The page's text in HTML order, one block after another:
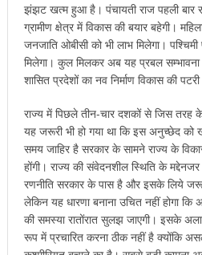
झंझट खत्म हुआ है। पंचायती राज पहली बार
ग्रामीण क्षेत्र में विकास की बयार बहेगी।
जनजाति ओबीसी को भी लाभ मिलेगा। पश्चिमी
मिलेगा। कुल मिलकर अब यह प्रबल
शासित प्रदेशों का नव निर्माण विकास की
राज्य में पिछले तीन-चार दशकों से जिस
यह जरूरी भी हो गया था कि इस अनुच्छेद को
समय जाहिर है सरकार के सामने राज्य के
होंगी। राज्य की संवेदनशील स्थिति के
रणनीति सरकार के पास है और इसके लिये
लेकिन यह धारणा बनाना उचित नहीं होगा
की समस्या रातोंरात सुलझ जाएगी। इसके
रूप में प्रचारित करना ठीक नहीं है क्योंकि